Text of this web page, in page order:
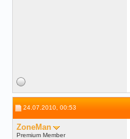
24.07.2010, 00:53
ZoneMan
Premium Member